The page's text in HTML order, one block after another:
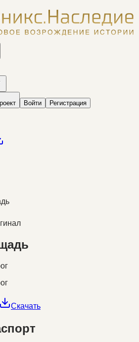
Войти Регистрация
Скачать